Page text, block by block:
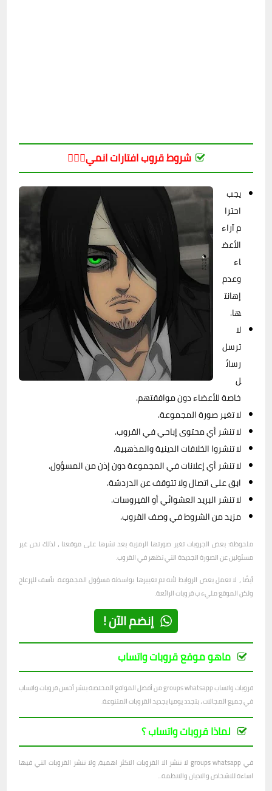
شروط قروب افتارات انمي😮‍💨🔥
يجب
احترا
م آراء
الأعض
اء
وعدم
إهانت
ها.
لا
ترسل
رسائ
ل
خاصة للأعضاء دون موافقتهم.
لا تغير صورة المجموعة.
لا تنشر أي محتوى إباحي في القروب.
لا تنشروا الخلافات الدينية والمذهبية.
لا تنشر أي إعلانات في المجموعة دون إذن من المسؤول.
ابق على اتصال ولا تتوقف عن الدردشة.
لا تنشر البريد العشوائي أو الفيروسات.
مزيد من الشروط في وصف القروب.
ملحوظة: بعض الجروبات تغير صورتها الرمزية بعد نشرها على موقعنا ، لذلك نحن غير
مسئولين عن الصورة الجديدة التي تظهر في القروب.
أيضًا ، لا تعمل بعض الروابط لأنه تم تغييرها بواسطة مسؤول المجموعة. نأسف للإزعاج
ولكن الموقع مليء ب قروبات الرائعة.
إنضم الآن !
ماهو موقع قروبات واتساب
قروبات واتساب groups whatsapp من أفضل المواقع المختصة بنشر أحسن قروبات واتساب
في جميع المجالات ، بتجدد يوميا بجديد القروبات المتنوعة.
لماذا قروبات واتساب ؟
في groups whatsapp لا ننشر الا القروبات الاكثر اهمية، ولا ننشر القروبات التي فيها
اساءة للاشخاص والاديان والانظمة...